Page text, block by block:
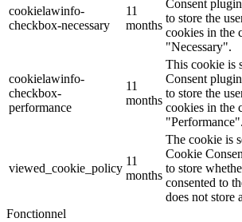
cookielawinfo-
checkbox-necessary
11
months
Consent
to store the
cookies in the
"Necessary".
cookielawinfo-
checkbox-
performance
11
months
This cookie is
Consent
to store the
cookies in the
"Performance".
viewed_cookie_policy
11
months
The cookie is
Cookie
to store
consented to
does not store
Fonctionnel